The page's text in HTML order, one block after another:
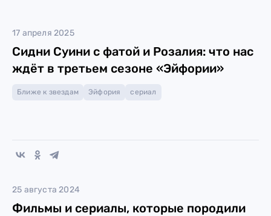
17 апреля 2025
Сидни Суини с фатой и Розалия: что нас
ждёт в третьем сезоне «Эйфории»
Ближе к звездам Эйфория сериал
25 августа 2024
Фильмы и сериалы, которые породили